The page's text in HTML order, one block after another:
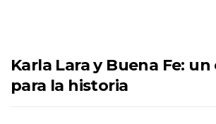
Karla Lara y Buena Fe:
para la historia